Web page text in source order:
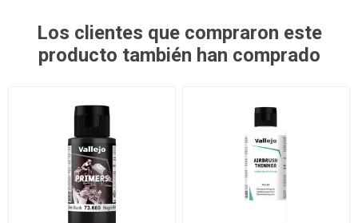
Los clientes que compraron este
producto también han comprado